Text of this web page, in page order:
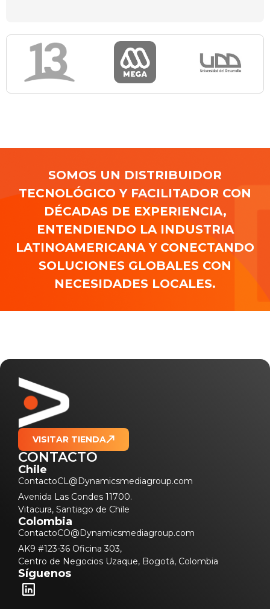
SOMOS UN DISTRIBUIDOR
TECNOLÓGICO Y FACILITADOR CON
DÉCADAS DE EXPERIENCIA,
ENTENDIENDO LA INDUSTRIA
LATINOAMERICANA Y CONECTANDO
SOLUCIONES GLOBALES CON
NECESIDADES LOCALES.
CONTACTO
Chile
ContactoCL@Dynamicsmediagroup.com
Avenida Las Condes 11700.
Vitacura, Santiago de Chile
Colombia
ContactoCO@Dynamicsmediagroup.com
AK9 #123-36 Oficina 303,
Centro de Negocios Uzaque, Bogotá, Colombia
Síguenos
VISITAR TIENDA